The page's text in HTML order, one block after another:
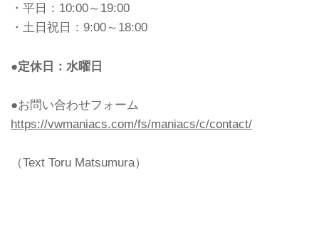
・平日：10:00～19:00
・土日祝日：9:00～18:00
●定休日：水曜日
●お問い合わせフォーム
https://vwmaniacs.com/fs/maniacs/c/contact/
（Text Toru Matsumura）